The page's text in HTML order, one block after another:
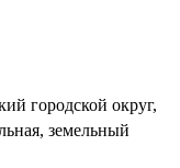
городской округ,
земельный